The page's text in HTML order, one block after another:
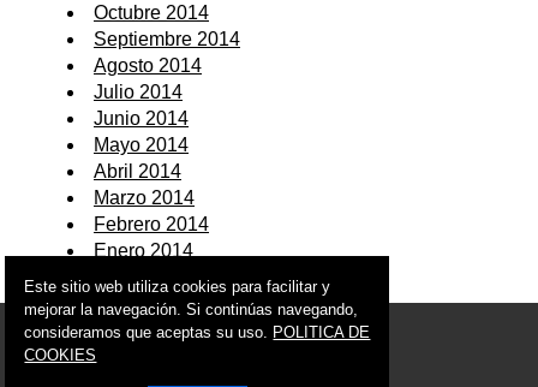
Octubre 2014
Septiembre 2014
Agosto 2014
Julio 2014
Junio 2014
Mayo 2014
Abril 2014
Marzo 2014
Febrero 2014
Enero 2014
© 2005 - 2026 Ciudad de Murcia
info@ciudaddemurcia.es
Este sitio web utiliza cookies para facilitar y
mejorar la navegación. Si continúas navegando,
consideramos que aceptas su uso. POLITICA DE
COOKIES